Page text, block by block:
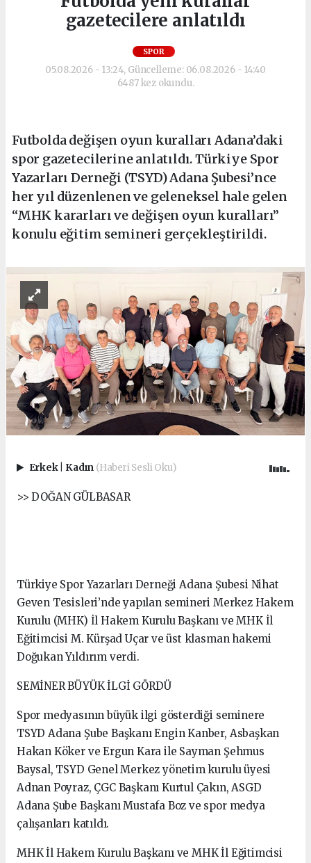
gazetecilere anlatıldı
SPOR
05.08.2026 - 13:24, Güncelleme: 06.08.2026 - 14:40
6487 kez okundu.
Futbolda değişen oyun kuralları Adana’daki
spor gazetecilerine anlatıldı. Türkiye Spor
Yazarları Derneği (TSYD) Adana Şubesi’nce
her yıl düzenlenen ve geleneksel hale gelen
“MHK kararları ve değişen oyun kuralları”
konulu eğitim semineri gerçekleştirildi.
Erkek Kadın (Haberi Sesli Oku)
>> DOĞAN GÜLBASAR
Türkiye Spor Yazarları Derneği Adana Şubesi Nihat
Geven Tesisleri’nde yapılan semineri Merkez Hakem
Kurulu (MHK) İl Hakem Kurulu Başkanı ve MHK İl
Eğitimcisi M. Kürşad Uçar ve üst klasman hakemi
Doğukan Yıldırım verdi.
SEMİNER BÜYÜK İLGİ GÖRDÜ
Spor medyasının büyük ilgi gösterdiği seminere
TSYD Adana Şube Başkanı Engin Kanber, Asbaşkan
Hakan Köker ve Ergun Kara ile Sayman Şehmus
Baysal, TSYD Genel Merkez yönetim kurulu üyesi
Adnan Poyraz, ÇGC Başkanı Kurtul Çakın, ASGD
Adana Şube Başkanı Mustafa Boz ve spor medya
çalışanları katıldı.
MHK İl Hakem Kurulu Başkanı ve MHK İl Eğitimcisi